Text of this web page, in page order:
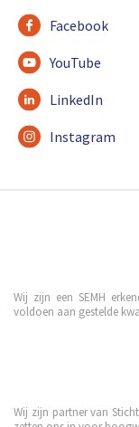
Facebook
YouTube
LinkedIn
Instagram
Wij zijn een SEMH
voldoen aan gestelde
Wij zijn partner van